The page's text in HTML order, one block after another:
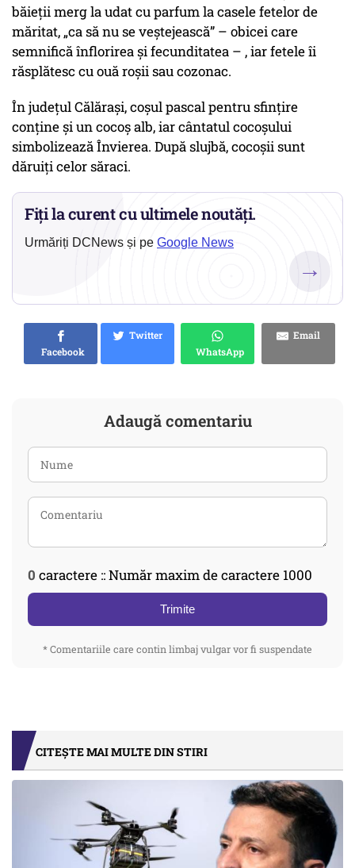
băieții merg la udat cu parfum la casele fetelor de
măritat, „ca să nu se veştejească” – obicei care
semnifică înflorirea şi fecunditatea – , iar fetele îi
răsplătesc cu ouă roșii sau cozonac.
În județul Călărași, coșul pascal pentru sfințire
conține și un cocoș alb, iar cântatul cocoșului
simbolizează Învierea. După slujbă, cocoșii sunt
dăruiți celor săraci.
Fiți la curent cu ultimele noutăți.
Urmăriți DCNews și pe Google News
→
Facebook
Twitter
WhatsApp
Email
Adaugă comentariu
0 caractere :: Număr maxim de caractere 1000
Trimite
* Comentariile care contin limbaj vulgar vor fi suspendate
CITEȘTE MAI MULTE DIN STIRI